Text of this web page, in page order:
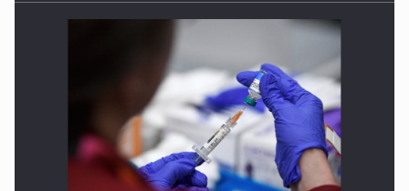
OPS alerta por aumento de casos de sarampión en
México y otros tres países de Ámerica